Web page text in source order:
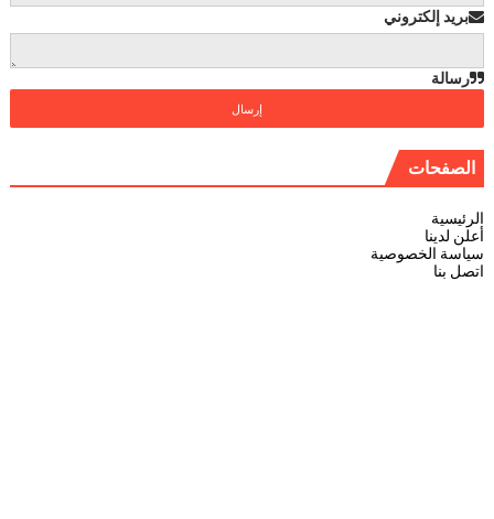
بريد إلكتروني
رسالة
الصفحات
الرئيسية
أعلن لدينا
سياسة الخصوصية
اتصل بنا